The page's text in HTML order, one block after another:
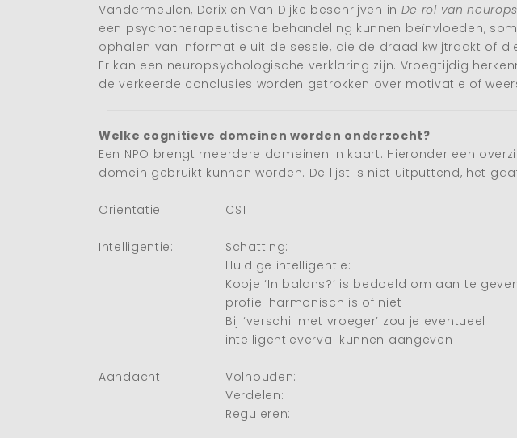
Vandermeulen, Derix en Van Dijke beschrijven in De rol van
een psychotherapeutische behandeling kunnen beïnvloeden,
ophalen van informatie uit de sessie, die de draad kwijtraakt of
Er kan een neuropsychologische verklaring zijn. Vroegtijdig
de verkeerde conclusies worden getrokken over motivatie of
Welke cognitieve domeinen worden onderzocht?
Een NPO brengt meerdere domeinen in kaart. Hieronder een
domein gebruikt kunnen worden. De lijst is niet uitputtend, het
Oriëntatie: CST
Intelligentie: Schatting:
Huidige intelligentie:
Kopje ‘In balans?’ is bedoeld om aan te
profiel harmonisch is of niet
Bij ‘verschil met vroeger’ zou je eventueel
intelligentieverval kunnen aangeven
Aandacht: Volhouden:
Verdelen:
Reguleren: